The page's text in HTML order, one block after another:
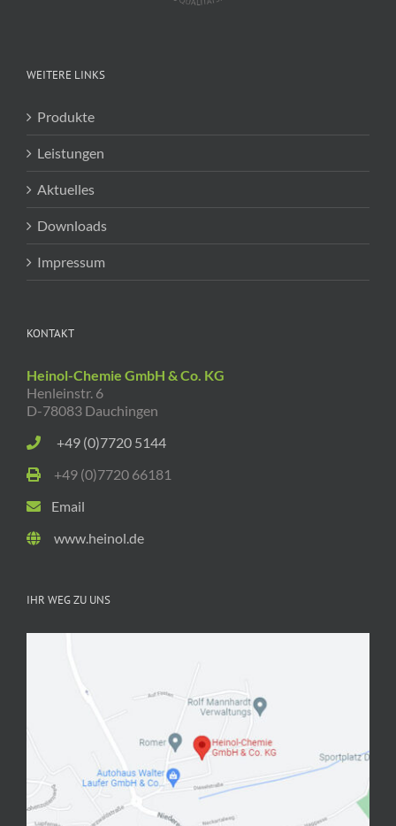
WEITERE LINKS
Produkte
Leistungen
Aktuelles
Downloads
Impressum
KONTAKT
Heinol-Chemie GmbH & Co. KG
Henleinstr. 6
D-78083 Dauchingen
+49 (0)7720 5144
+49 (0)7720 66181
Email
www.heinol.de
IHR WEG ZU UNS